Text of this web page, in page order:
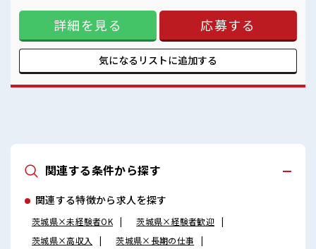
のんびりスマホチェック♪
持ち物が多いあなたにもぴったり☆
ロッカー付き職場♪
#ryo
テンツ開発修正も行います) ※寮アリのお仕事！一人暮らしス
タートにもピッタリ♪ ■お仕事PR ≪寮費無料≫ 一人暮らしを
してみたい、 地元から出て新しい場所で働いてみたい、 すぐ
に働けて稼げる仕事がしたい…そんな方にピッタリな「寮あ
り」のお仕事です！ 赴任地までの交通費も当社が負担(規定
有)！ 遠方の方もご安心して応募ください！ ≪1日1時間程の
す♪ ≪土日祝休のお仕事≫ 家族や友人と一緒にプライベート
詳細を見る 応募する
気になるリストに追加する
関連する条件から探す
関連する特徴から求人を探す
茨城県×未経験者OK
茨城県×経験者歓迎
茨城県×高収入
茨城県×長期の仕事